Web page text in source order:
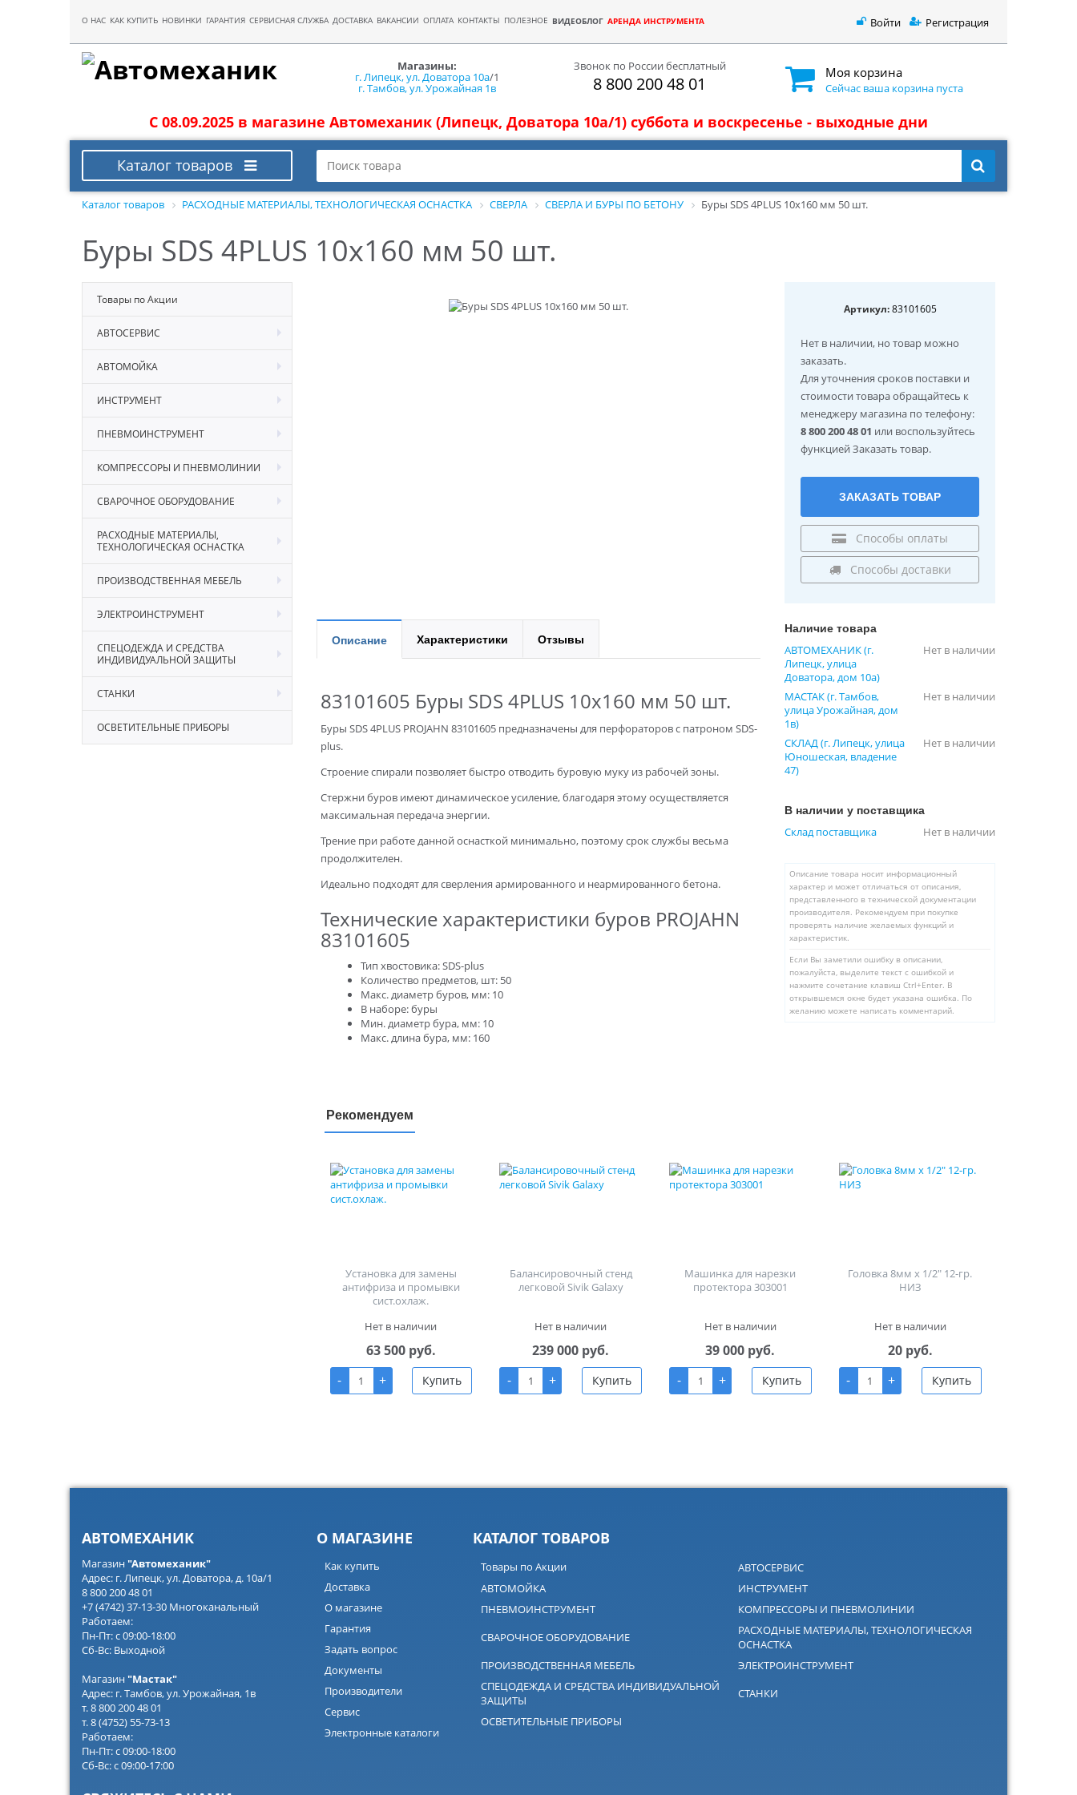
О НАС КАК КУПИТЬ НОВИНКИ ГАРАНТИЯ СЕРВИСНАЯ СЛУЖБА ДОСТАВКА ВАКАНСИИ ОПЛАТА КОНТАКТЫ ПОЛЕЗНОЕ ВИДЕОБЛОГ АРЕНДА ИНСТРУМЕНТА Войти Регистрация
Магазины:
г. Липецк, ул. Доватора 10а/1
г. Тамбов, ул. Урожайная 1в
Звонок по России бесплатный
8 800 200 48 01
Моя корзина
Сейчас ваша корзина пуста
С 08.09.2025 в магазине Автомеханик (Липецк, Доватора 10а/1) суббота и воскресенье - выходные дни
Каталог товаров
Каталог товаров РАСХОДНЫЕ МАТЕРИАЛЫ, ТЕХНОЛОГИЧЕСКАЯ ОСНАСТКА СВЕРЛА СВЕРЛА И БУРЫ ПО БЕТОНУ Буры SDS 4PLUS 10x160 мм 50 шт.
Буры SDS 4PLUS 10x160 мм 50 шт.
Товары по Акции
АВТОСЕРВИС
АВТОМОЙКА
ИНСТРУМЕНТ
ПНЕВМОИНСТРУМЕНТ
КОМПРЕССОРЫ И ПНЕВМОЛИНИИ
СВАРОЧНОЕ ОБОРУДОВАНИЕ
РАСХОДНЫЕ МАТЕРИАЛЫ,
ТЕХНОЛОГИЧЕСКАЯ ОСНАСТКА
ПРОИЗВОДСТВЕННАЯ МЕБЕЛЬ
ЭЛЕКТРОИНСТРУМЕНТ
СПЕЦОДЕЖДА И СРЕДСТВА
ИНДИВИДУАЛЬНОЙ ЗАЩИТЫ
СТАНКИ
ОСВЕТИТЕЛЬНЫЕ ПРИБОРЫ
Артикул:83101605
Нет в наличии, но товар можно
заказать.
Для уточнения сроков поставки и
стоимости товара обращайтесь к
менеджеру магазина по телефону:
8 800 200 48 01 или воспользуйтесь
функцией Заказать товар.
ЗАКАЗАТЬ ТОВАР
Способы оплаты
Способы доставки
Описание Характеристики Отзывы
83101605 Буры SDS 4PLUS 10x160 мм 50 шт.
Буры SDS 4PLUS PROJAHN 83101605 предназначены для перфораторов с патроном SDS-
plus.
Строение спирали позволяет быстро отводить буровую муку из рабочей зоны.
Стержни буров имеют динамическое усиление, благодаря этому осуществляется
максимальная передача энергии.
Трение при работе данной оснасткой минимально, поэтому срок службы весьма
продолжителен.
Идеально подходят для сверления армированного и неармированного бетона.
Технические характеристики буров PROJAHN
83101605
Тип хвостовика: SDS-plus
Количество предметов, шт: 50
Макс. диаметр буров, мм: 10
В наборе: буры
Мин. диаметр бура, мм: 10
Макс. длина бура, мм: 160
Наличие товара
АВТОМЕХАНИК (г.
Липецк, улица
Доватора, дом 10а)
Нет в наличии
МАСТАК (г. Тамбов,
улица Урожайная, дом
1в)
Нет в наличии
СКЛАД (г. Липецк, улица
Юношеская, владение
47)
Нет в наличии
В наличии у поставщика
Склад поставщика Нет в наличии
Описание товара носит информационный
характер и может отличаться от описания,
представленного в технической документации
производителя. Рекомендуем при покупке
проверять наличие желаемых функций и
характеристик.
Если Вы заметили ошибку в описании,
пожалуйста, выделите текст с ошибкой и
нажмите сочетание клавиш Ctrl+Enter. В
открывшемся окне будет указана ошибка. По
желанию можете написать комментарий.
Рекомендуем
Установка для замены
антифриза и промывки
сист.охлаж.
Нет в наличии
63 500 руб.
-
+ Купить
Балансировочный стенд
легковой Sivik Galaxy
Нет в наличии
239 000 руб.
-
+ Купить
Машинка для нарезки
протектора 303001
Нет в наличии
39 000 руб.
-
+ Купить
Головка 8мм х 1/2" 12-гр.
НИЗ
Нет в наличии
20 руб.
-
+ Купить
АВТОМЕХАНИК
Магазин"Автомеханик"
Адрес: г. Липецк, ул. Доватора, д. 10а/1
8 800 200 48 01
+7 (4742) 37-13-30 Многоканальный
Работаем:
Пн-Пт: с 09:00-18:00
Сб-Вс: Выходной
Магазин "Мастак"
Адрес: г. Тамбов, ул. Урожайная, 1в
т. 8 800 200 48 01
т. 8 (4752) 55-73-13
Работаем:
Пн-Пт: с 09:00-18:00
Сб-Вс: с 09:00-17:00
О МАГАЗИНЕ
Как купить
Доставка
О магазине
Гарантия
Задать вопрос
Документы
Производители
Сервис
Электронные каталоги
КАТАЛОГ ТОВАРОВ
Товары по Акции
АВТОСЕРВИС
АВТОМОЙКА
ИНСТРУМЕНТ
ПНЕВМОИНСТРУМЕНТ
КОМПРЕССОРЫ И ПНЕВМОЛИНИИ
СВАРОЧНОЕ ОБОРУДОВАНИЕ
РАСХОДНЫЕ МАТЕРИАЛЫ, ТЕХНОЛОГИЧЕСКАЯ
ОСНАСТКА
ПРОИЗВОДСТВЕННАЯ МЕБЕЛЬ
ЭЛЕКТРОИНСТРУМЕНТ
СПЕЦОДЕЖДА И СРЕДСТВА ИНДИВИДУАЛЬНОЙ
ЗАЩИТЫ
СТАНКИ
ОСВЕТИТЕЛЬНЫЕ ПРИБОРЫ